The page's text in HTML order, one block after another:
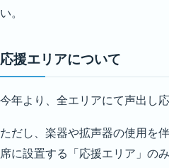
い。
応援エリアについて
今年より、全エリアにて声出し
ただし、楽器や拡声器の使用を
席に設置する「応援エリア」の